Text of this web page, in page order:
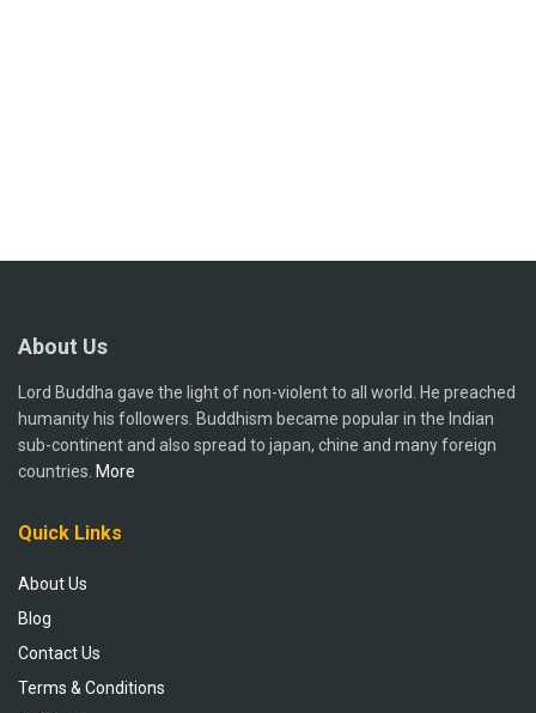
About Us
Lord Buddha gave the light of non-violent to all world. He preached
humanity his followers. Buddhism became popular in the Indian
sub-continent and also spread to japan, chine and many foreign
countries. More
Quick Links
About Us
Blog
Contact Us
Terms & Conditions